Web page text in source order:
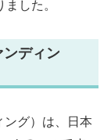
した。
ンディン
ング）は、日本